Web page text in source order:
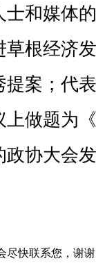
士和媒体
草根经济
提案；代
上做题为
协大会
尽快联系您，谢谢